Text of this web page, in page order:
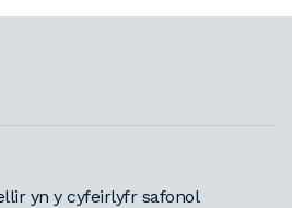
yn y cyfeirlyfr safonol